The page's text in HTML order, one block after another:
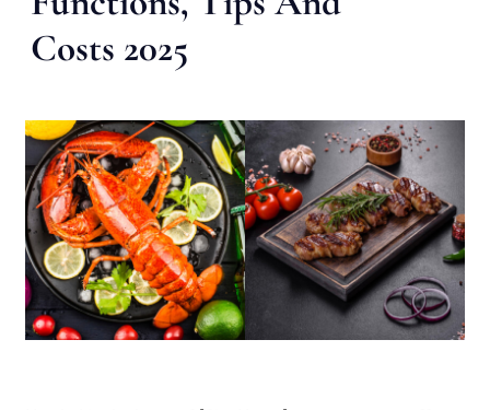
Costs 2025